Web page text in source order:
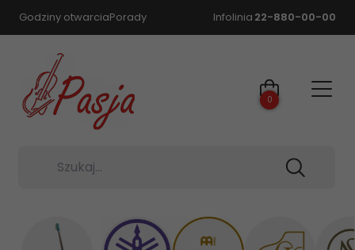
Godziny otwarciaPorady Infolinia 22-880-00-00
Szukaj...
0